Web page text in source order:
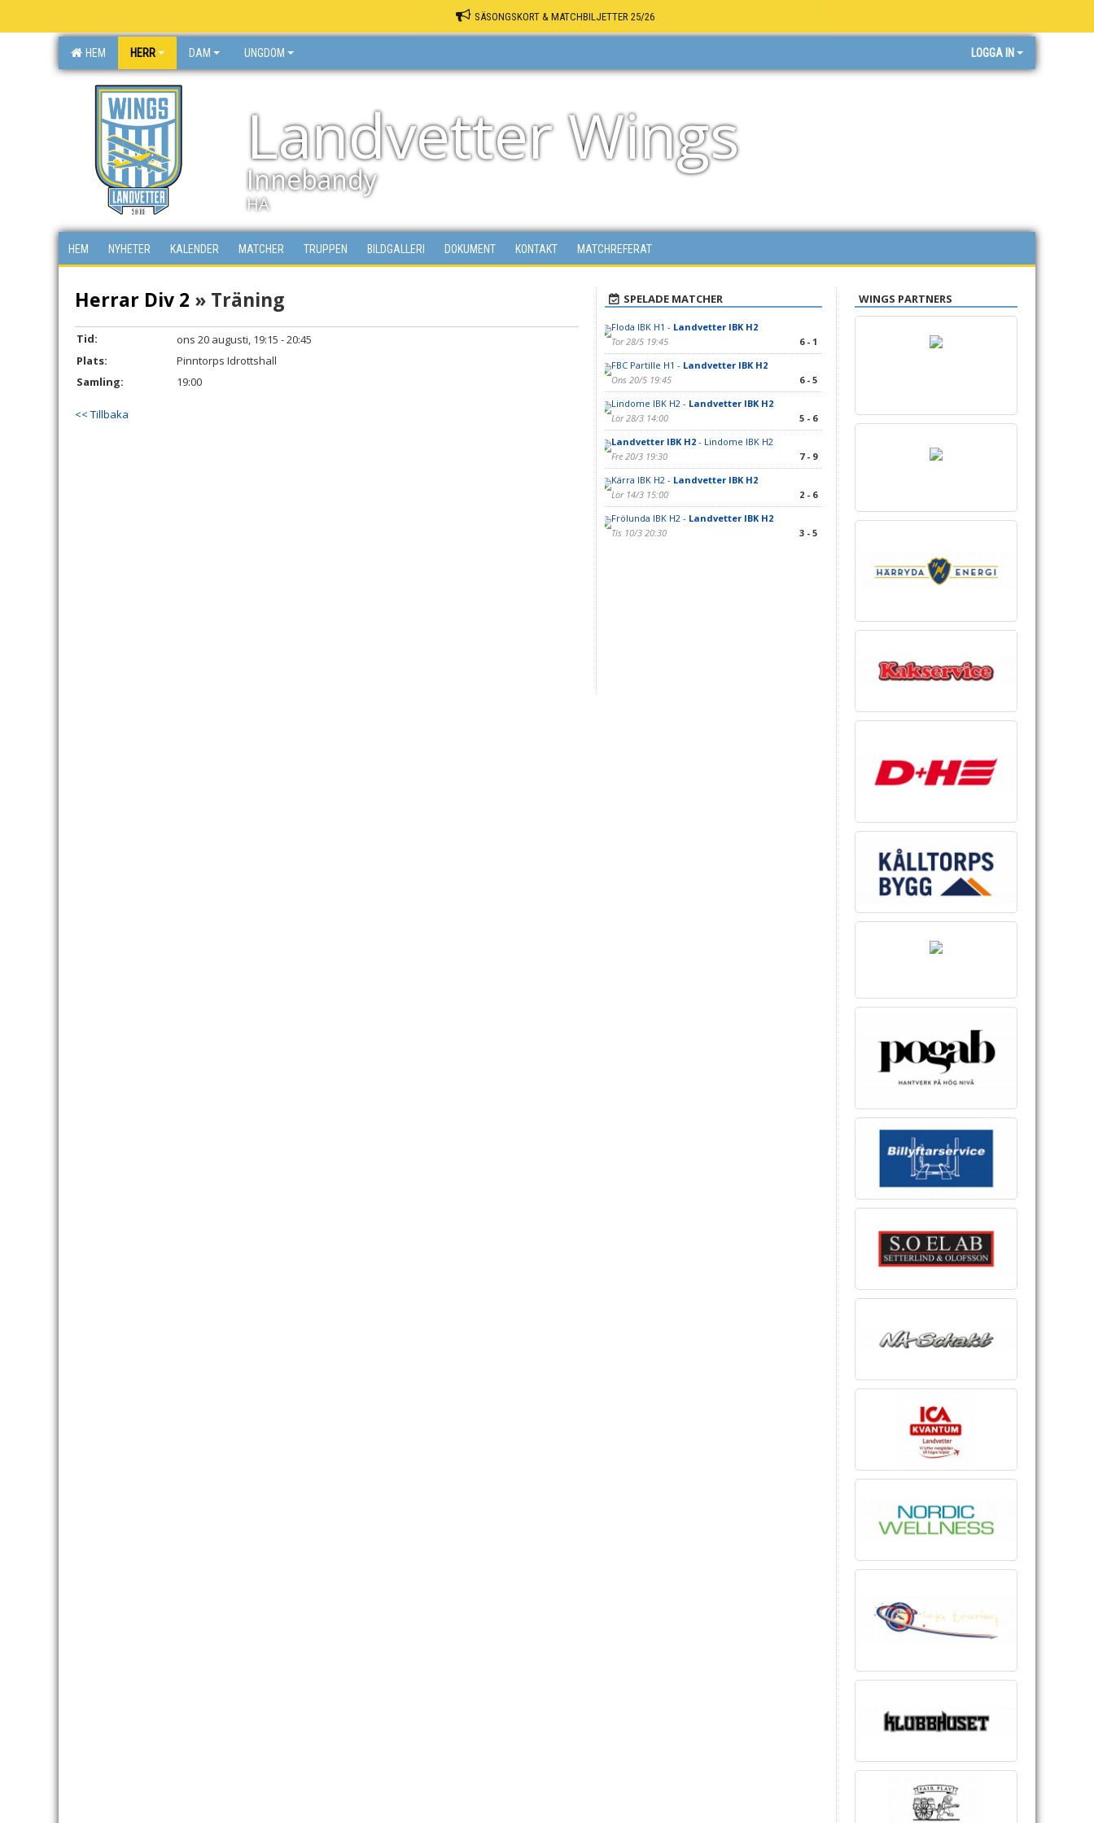
SÄSONGSKORT & MATCHBILJETTER 25/26
HEM HERR DAM UNGDOM LOGGA IN
Landvetter Wings
Innebandy
HA
HEM NYHETER KALENDER MATCHER TRUPPEN BILDGALLERI DOKUMENT KONTAKT MATCHREFERAT
Herrar Div 2 » Träning
Tid:
ons 20 augusti, 19:15 - 20:45
Plats:
Pinntorps Idrottshall
Samling:
19:00
<< Tillbaka
SPELADE MATCHER
Floda IBK H1 - Landvetter IBK H2
Tor 28/5 19:45
6 - 1
FBC Partille H1 - Landvetter IBK H2
Ons 20/5 19:45
6 - 5
Lindome IBK H2 - Landvetter IBK H2
Lör 28/3 14:00
5 - 6
Landvetter IBK H2- Lindome IBK H2
Fre 20/3 19:30
7 - 9
Kärra IBK H2 - Landvetter IBK H2
Lör 14/3 15:00
2 - 6
Frölunda IBK H2 - Landvetter IBK H2
Tis 10/3 20:30
3 - 5
WINGS PARTNERS